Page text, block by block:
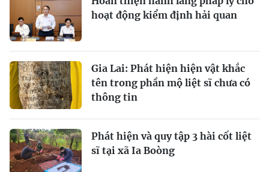
hoạt động kiểm định hải quan
Gia Lai: Phát hiện hiện vật khắc
tên trong phần mộ liệt sĩ chưa có
thông tin
Phát hiện và quy tập 3 hài cốt liệt
sĩ tại xã Ia Boòng